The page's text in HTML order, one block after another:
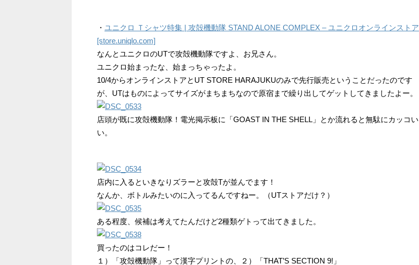
・ ユニクロ Ｔシャツ特集 | 攻殻機動隊 STAND ALONE COMPLEX – ユニクロオンラインストア
[store.uniqlo.com]
なんとユニクロのUTで攻殻機動隊ですよ、お兄さん。
ユニクロ始まったな、始まっちゃったよ。
10/4からオンラインストアとUT STORE HARAJUKUのみで先行販売ということだったのです
が、UTはものによってサイズがまちまちなので原宿まで繰り出してゲットしてきましたよー。
店頭が既に攻殻機動隊！電光掲示板に「GOAST IN THE SHELL」とか流れると無駄にカッコい
い。
店内に入るといきなりズラーと攻殻Tが並んでます！
なんか、ボトルみたいのに入ってるんですねー。（UTストアだけ？）
ある程度、候補は考えてたんだけど2種類ゲトって出てきました。
買ったのはコレだー！
１）「攻殻機動隊」って漢字プリントの、２）「THAT’S SECTION 9!」